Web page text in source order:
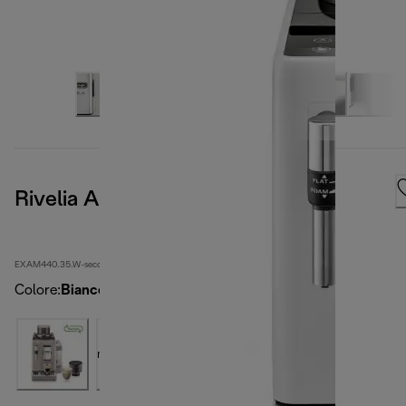
Rivelia Arctic White
EXAM440.35.W-second
Colore: Bianco